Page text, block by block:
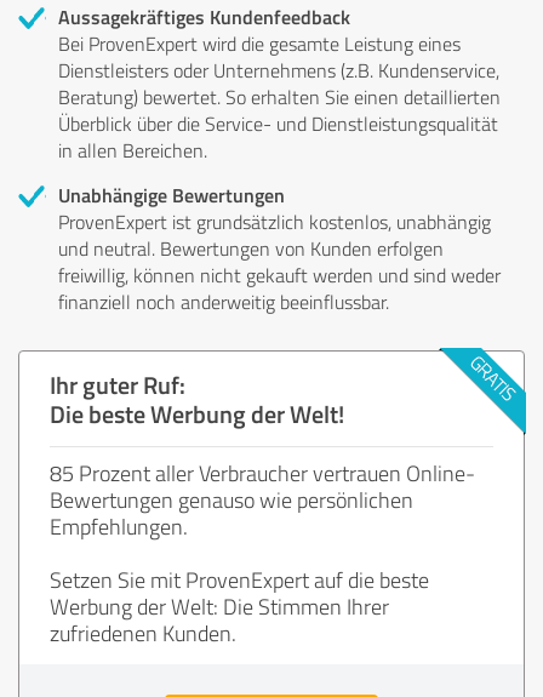
Aussagekräftiges Kundenfeedback
Bei ProvenExpert wird die gesamte Leistung eines
Dienstleisters oder Unternehmens (z.B. Kundenservice,
Beratung) bewertet. So erhalten Sie einen detaillierten
Überblick über die Service- und Dienstleistungsqualität
in allen Bereichen.
Unabhängige Bewertungen
ProvenExpert ist grundsätzlich kostenlos, unabhängig
und neutral. Bewertungen von Kunden erfolgen
freiwillig, können nicht gekauft werden und sind weder
finanziell noch anderweitig beeinflussbar.
Ihr guter Ruf:
Die beste Werbung der Welt!
85 Prozent aller Verbraucher vertrauen Online-
Bewertungen genauso wie persönlichen
Empfehlungen.
Setzen Sie mit ProvenExpert auf die beste
Werbung der Welt: Die Stimmen Ihrer
zufriedenen Kunden.